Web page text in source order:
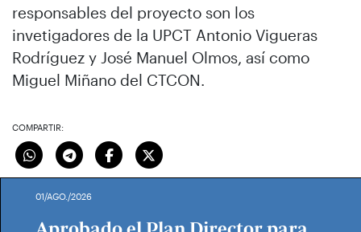
responsables del proyecto son los
invetigadores de la UPCT Antonio Vigueras
Rodríguez y José Manuel Olmos, así como
Miguel Miñano del CTCON.
COMPARTIR:
01/AGO./2026